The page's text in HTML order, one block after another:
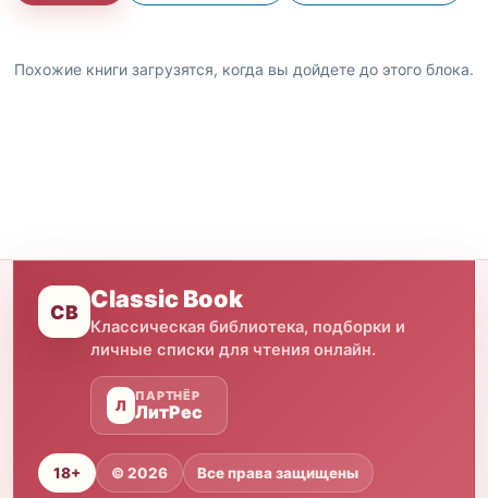
Похожие книги загрузятся, когда вы дойдете до этого блока.
CB Classic Book
Классическая библиотека, подборки и
личные списки для чтения онлайн.
Л
ПАРТНЁР
ЛитРес
18+ © 2026 Все права защищены